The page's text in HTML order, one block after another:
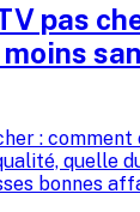
pas
:
quelle
bonnes